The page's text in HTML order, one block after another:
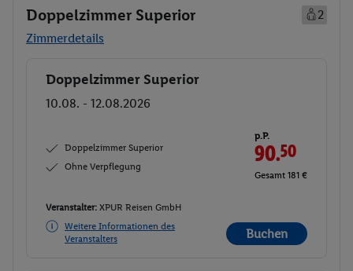
Doppelzimmer Superior
2
Zimmerdetails
Buchen
Doppelzimmer Superior
10.08. - 12.08.2026
Doppelzimmer Superior
Ohne Verpflegung
p.P.
90.50
Gesamt 181 €
Veranstalter: XPUR Reisen GmbH
Weitere Informationen des
Veranstalters
Buchen